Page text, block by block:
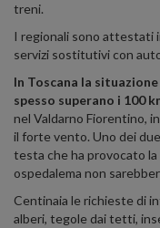
treni.
I regionali sono attestati
servizi sostitutivi con
In Toscana la
spesso superano i 100
nel Valdarno Fiorentino,
il forte vento. Uno dei
testa che ha provocato
ospedalema non
Centinaia le richieste di
alberi, tegole dai tetti,